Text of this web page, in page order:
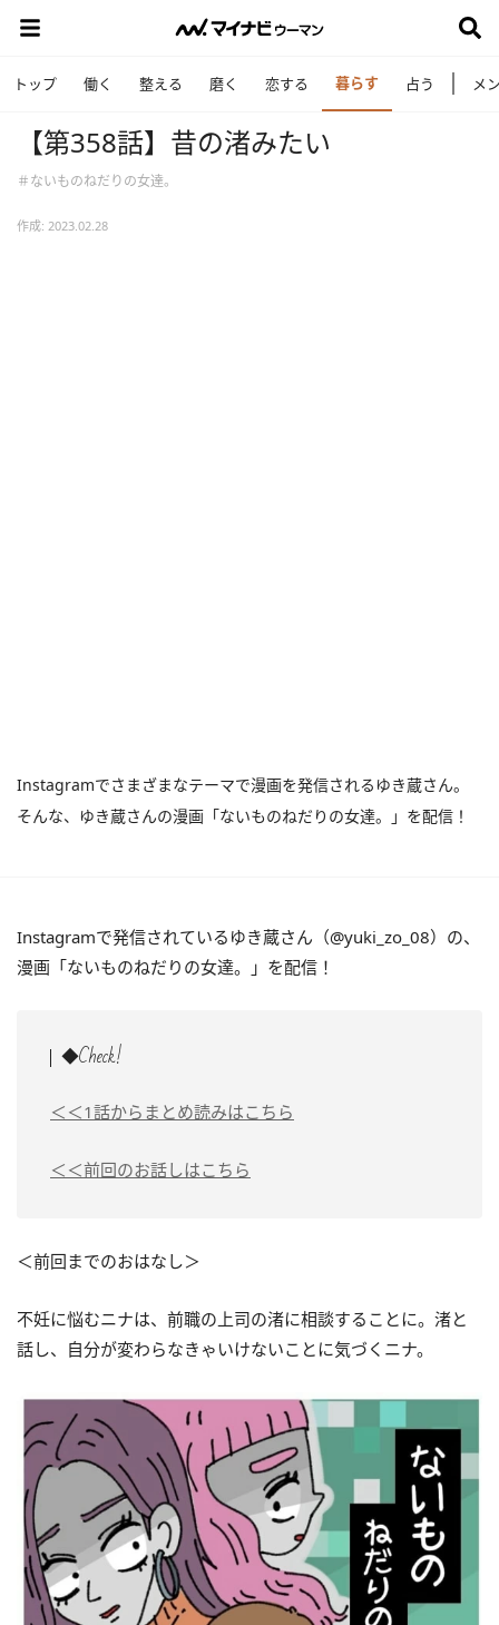
トップ 働く 整える 磨く 恋する 暮らす 占う メ
【第358話】昔の渚みたい
＃ないものねだりの女達。
作成: 2023.02.28
Instagramでさまざまなテーマで漫画を発信されるゆき蔵さん。
そんな、ゆき蔵さんの漫画「ないものねだりの女達。」を配信！
Instagramで発信されているゆき蔵さん（@yuki_zo_08）の、
漫画「ないものねだりの女達。」を配信！
◆Check!
＜＜1話からまとめ読みはこちら
＜＜前回のお話しはこちら
＜前回までのおはなし＞
不妊に悩むニナは、前職の上司の渚に相談することに。渚と
話し、自分が変わらなきゃいけないことに気づくニナ。